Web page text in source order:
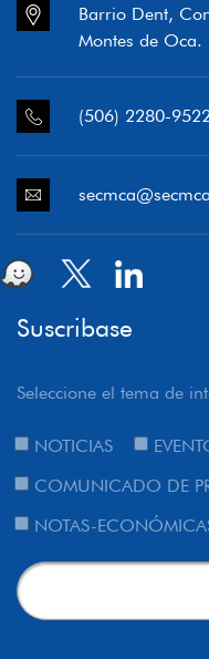
Barrio Dent,
Montes de Oca.
(506) 2280-9522
Suscribase
Seleccione el tema de
NOTICIAS
COMUNICADO DE
NOTAS-